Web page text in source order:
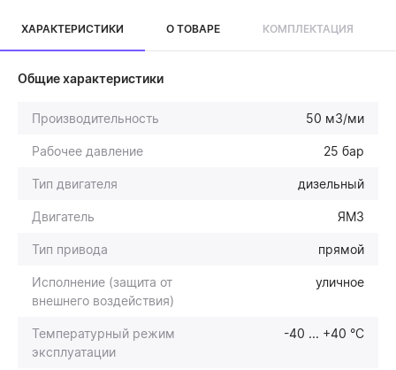
ХАРАКТЕРИСТИКИ О ТОВАРЕ КОМПЛЕКТАЦИЯ
Общие характеристики
Производительность 50 м3/ми
Рабочее давление 25 бар
Тип двигателя дизельный
Двигатель ЯМЗ
Тип привода прямой
Исполнение (защита от
внешнего воздействия)
уличное
Температурный режим
эксплуатации
-40 ... +40 °С